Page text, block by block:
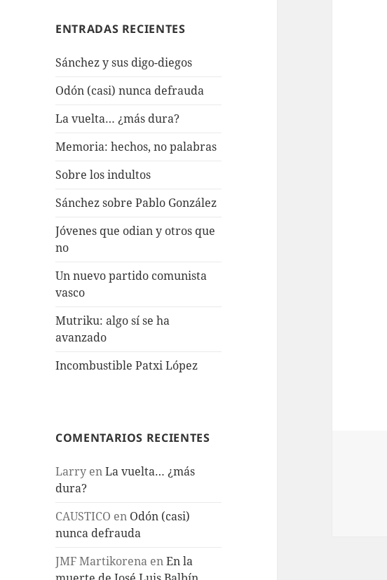
ENTRADAS RECIENTES
Sánchez y sus digo-diegos
Odón (casi) nunca defrauda
La vuelta… ¿más dura?
Memoria: hechos, no palabras
Sobre los indultos
Sánchez sobre Pablo González
Jóvenes que odian y otros que
no
Un nuevo partido comunista
vasco
Mutriku: algo sí se ha
avanzado
Incombustible Patxi López
COMENTARIOS RECIENTES
Larry enLa vuelta… ¿más
dura?
CAUSTICO en Odón (casi)
nunca defrauda
JMF Martikorena enEn la